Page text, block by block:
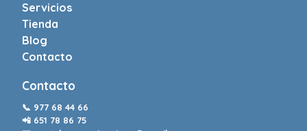
Servicios
Tienda
Blog
Contacto
Contacto
📞 977 68 44 66
📲 651 78 86 75